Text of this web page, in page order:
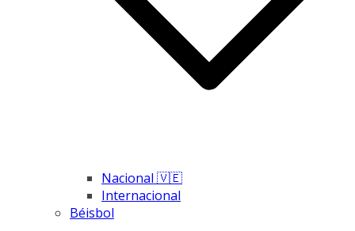
Nacional 🇻🇪
Internacional
Béisbol